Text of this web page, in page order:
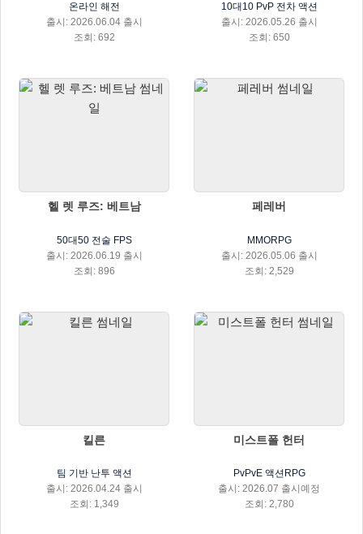
온라인 해전
출시: 2026.06.04 출시
조회: 692
10대10 PvP 전차 액션
출시: 2026.05.26 출시
조회: 650
헬 렛 루즈: 베트남
50대50 전술 FPS
출시: 2026.06.19 출시
조회: 896
페레버
MMORPG
출시: 2026.05.06 출시
조회: 2,529
킬른
팀 기반 난투 액션
출시: 2026.04.24 출시
조회: 1,349
미스트폴 헌터
PvPvE 액션RPG
출시: 2026.07 출시예정
조회: 2,780